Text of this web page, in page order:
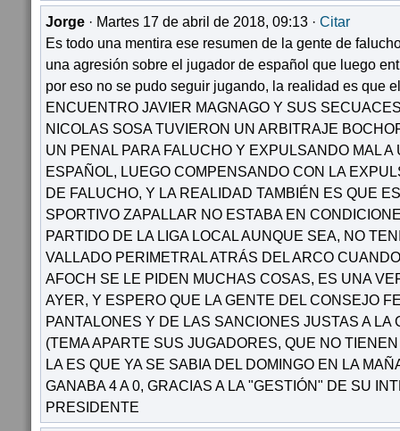
Jorge · Martes 17 de abril de 2018, 09:13 · Citar
Es todo una mentira ese resumen de la gente de
una agresión sobre el jugador de español que luego
por eso no se pudo seguir jugando, la realidad es que
ENCUENTRO JAVIER MAGNAGO Y SUS
NICOLAS SOSA TUVIERON UN ARBITRAJE
UN PENAL PARA FALUCHO Y EXPULSANDO MAL A
ESPAÑOL, LUEGO COMPENSANDO CON LA
DE FALUCHO, Y LA REALIDAD TAMBIÉN ES QUE
SPORTIVO ZAPALLAR NO ESTABA EN
PARTIDO DE LA LIGA LOCAL AUNQUE SEA, NO
VALLADO PERIMETRAL ATRÁS DEL ARCO
AFOCH SE LE PIDEN MUCHAS COSAS, ES UNA
AYER, Y ESPERO QUE LA GENTE DEL CONSEJO
PANTALONES Y DE LAS SANCIONES JUSTAS A LA
(TEMA APARTE SUS JUGADORES, QUE NO
LA ES QUE YA SE SABIA DEL DOMINGO EN LA
GANABA 4 A 0, GRACIAS A LA "GESTIÓN" DE SU
PRESIDENTE